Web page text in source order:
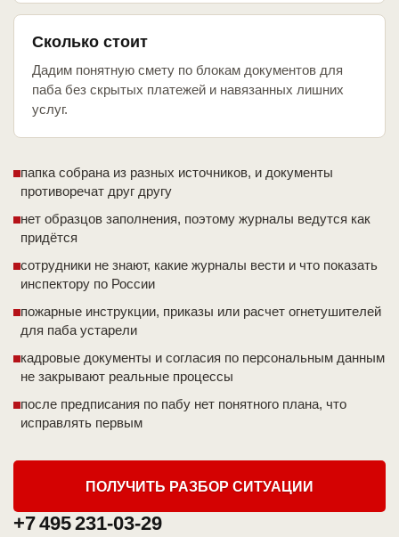
Сколько стоит
Дадим понятную смету по блокам документов для
паба без скрытых платежей и навязанных лишних
услуг.
папка собрана из разных источников, и документы
противоречат друг другу
нет образцов заполнения, поэтому журналы ведутся как
придётся
сотрудники не знают, какие журналы вести и что показать
инспектору по России
пожарные инструкции, приказы или расчет огнетушителей
для паба устарели
кадровые документы и согласия по персональным данным
не закрывают реальные процессы
после предписания по пабу нет понятного плана, что
исправлять первым
ПОЛУЧИТЬ РАЗБОР СИТУАЦИИ
+7 495 231-03-29